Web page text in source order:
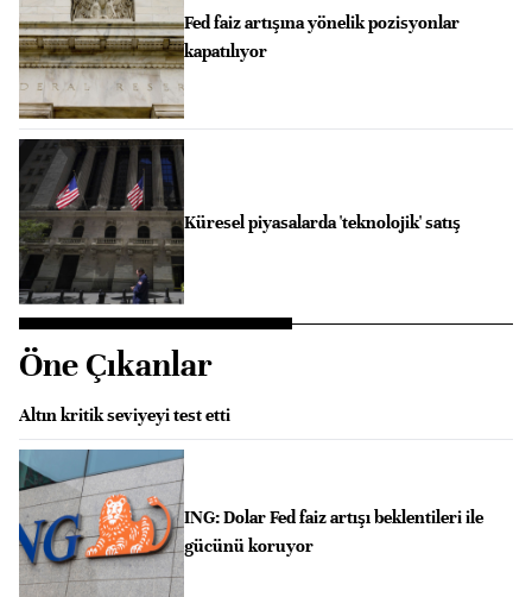
Fed faiz artışına yönelik pozisyonlar
kapatılıyor
Küresel piyasalarda 'teknolojik' satış
Öne Çıkanlar
Altın kritik seviyeyi test etti
ING: Dolar Fed faiz artışı beklentileri ile
gücünü koruyor